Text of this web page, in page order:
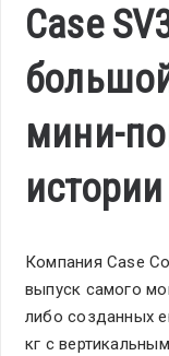
Case
мини-
Компания Case
выпуск самого
либо созданных
кг с